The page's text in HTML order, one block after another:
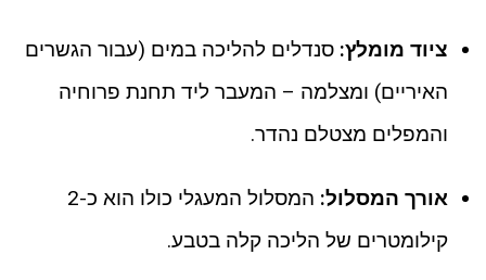
ציוד מומלץ: סנדלים להליכה במים (עבור הגשרים
האיריים) ומצלמה – המעבר ליד תחנת פרוחיה
והמפלים מצטלם נהדר.
אורך המסלול:
המסלול המעגלי כולו הוא כ-2
קילומטרים של הליכה קלה בטבע.